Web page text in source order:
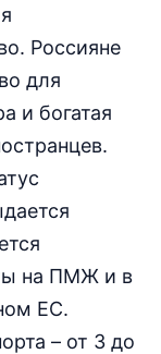
Россияне
для
и богатая
на ПМЖ и в
ЕС.
– от 3 до